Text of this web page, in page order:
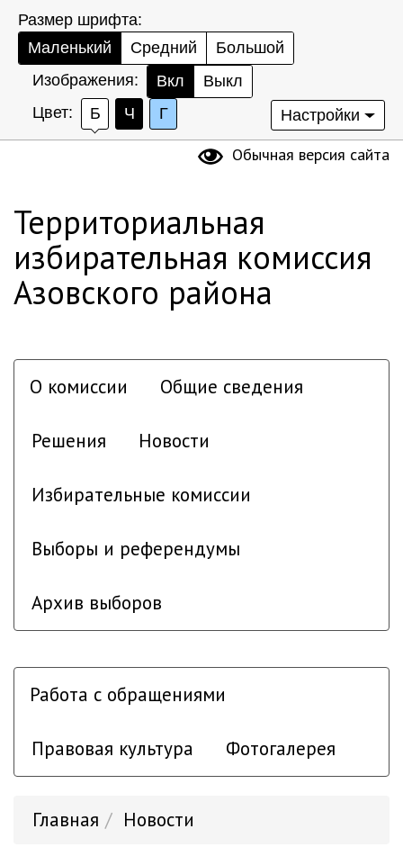
Размер шрифта:
Маленький
Средний
Большой
Изображения:
Вкл
Выкл
Цвет:
Б Ч Г Настройки
Обычная версия сайта
Территориальная
избирательная комиссия
Азовского района
О комиссии Общие сведения
Решения Новости
Избирательные комиссии
Выборы и референдумы
Архив выборов
Работа с обращениями
Правовая культура Фотогалерея
Главная Новости